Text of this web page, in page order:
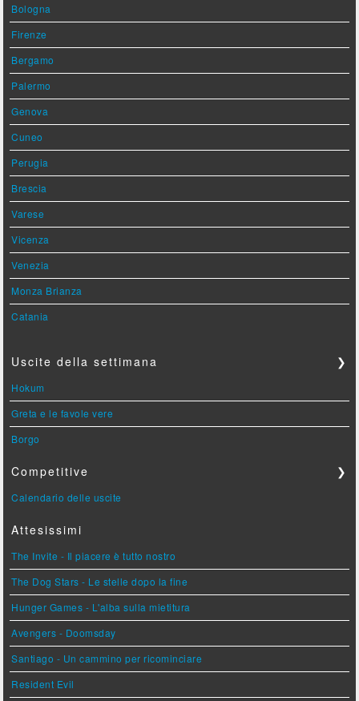
Bologna
Firenze
Bergamo
Palermo
Genova
Cuneo
Perugia
Brescia
Varese
Vicenza
Venezia
Monza Brianza
Catania
Uscite della settimana ❯
Hokum
Greta e le favole vere
Borgo
Competitive ❯
Calendario delle uscite
Attesissimi
The Invite - Il piacere è tutto nostro
The Dog Stars - Le stelle dopo la fine
Hunger Games - L'alba sulla mietitura
Avengers - Doomsday
Santiago - Un cammino per ricominciare
Resident Evil